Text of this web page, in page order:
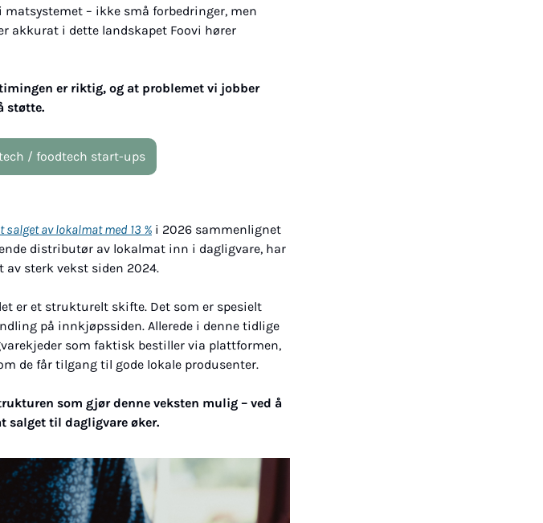
– ikke små forbedringer, men
akkurat i dette landskapet Foovi hører
er riktig, og at problemet vi jobber
støtte.
/ foodtech start-ups
salget av lokalmat med 13 % i 2026 sammenlignet
distributør av lokalmat inn i dagligvare, har
av sterk vekst siden 2024.
er et strukturelt skifte. Det som er spesielt
på innkjøpssiden. Allerede i denne tidlige
som faktisk bestiller via plattformen,
de får tilgang til gode lokale produsenter.
som gjør denne veksten mulig – ved å
salget til dagligvare øker.